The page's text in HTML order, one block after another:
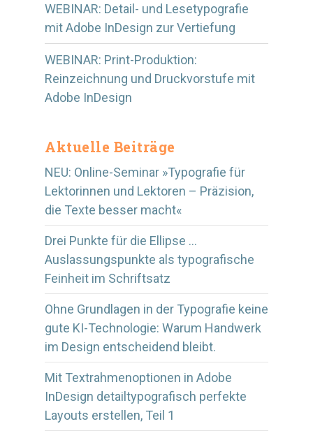
WEBINAR: Detail- und Lesetypografie
mit Adobe InDesign zur Vertiefung
WEBINAR: Print-Produktion:
Reinzeichnung und Druckvorstufe mit
Adobe InDesign
Aktuelle Beiträge
NEU: Online-Seminar »Typografie für
Lektorinnen und Lektoren – Präzision,
die Texte besser macht«
Drei Punkte für die Ellipse …
Auslassungspunkte als typografische
Feinheit im Schriftsatz
Ohne Grundlagen in der Typografie keine
gute KI-Technologie: Warum Handwerk
im Design entscheidend bleibt.
Mit Textrahmenoptionen in Adobe
InDesign detailtypografisch perfekte
Layouts erstellen, Teil 1